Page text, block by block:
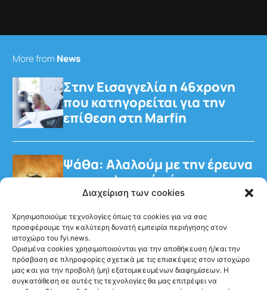
Διαχείριση των cookies
Χρησιμοποιούμε τεχνολογίες όπως τα cookies για να σας
προσφέρουμε την καλύτερη δυνατή εμπειρία περιήγησης στον
ιστοχώρο του fyi.news.
Ορισμένα cookies χρησιμοποιούνται για την αποθήκευση ή/και την
πρόσβαση σε πληροφορίες σχετικά με τις επισκέψεις στον ιστοχώρο
μας και για την προβολή (μη) εξατομικευμένων διαφημίσεων. Η
συγκατάθεση σε αυτές τις τεχνολογίες θα μας επιτρέψει να
More from News
Στην Εισαγγελία η 46χρονη
που κατηγορείται για την
επίθεση στη Marfin
Ψάθα: Αλαλούμ με την έρευνα
για την φονική σύγκρουση
των ελικοπτέρων
Ακολούθησέ μας